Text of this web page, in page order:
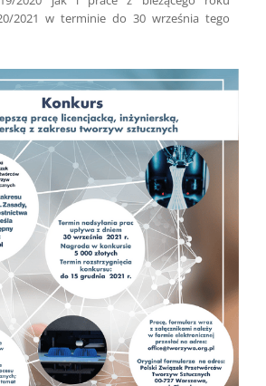
2021 w terminie do 30 września tego